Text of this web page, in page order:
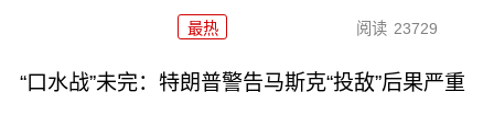
最热 阅读 23729
“口水战”未完：特朗普警告马斯克“投敌”后果严重